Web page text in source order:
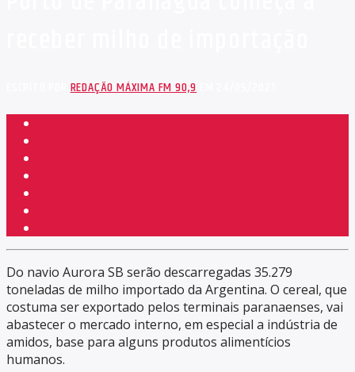
ESCRITO PORREDAÇÃO MÁXIMA FM 90,9EM 24/05/2021
Do navio Aurora SB serão descarregadas 35.279
toneladas de milho importado da Argentina. O cereal, que
costuma ser exportado pelos terminais paranaenses, vai
abastecer o mercado interno, em especial a indústria de
amidos, base para alguns produtos alimentícios
humanos.